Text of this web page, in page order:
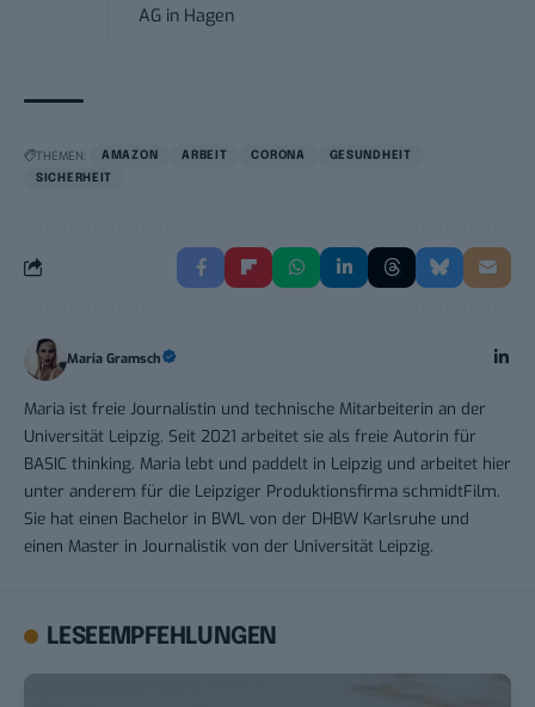
AG in Hagen
THEMEN: AMAZON ARBEIT CORONA
GESUNDHEIT
SICHERHEIT
Maria Gramsch
Maria ist freie Journalistin und technische Mitarbeiterin an der
Universität Leipzig. Seit 2021 arbeitet sie als freie Autorin für
BASIC thinking. Maria lebt und paddelt in Leipzig und arbeitet hier
unter anderem für die Leipziger Produktionsfirma schmidtFilm.
Sie hat einen Bachelor in BWL von der DHBW Karlsruhe und
einen Master in Journalistik von der Universität Leipzig.
LESEEMPFEHLUNGEN